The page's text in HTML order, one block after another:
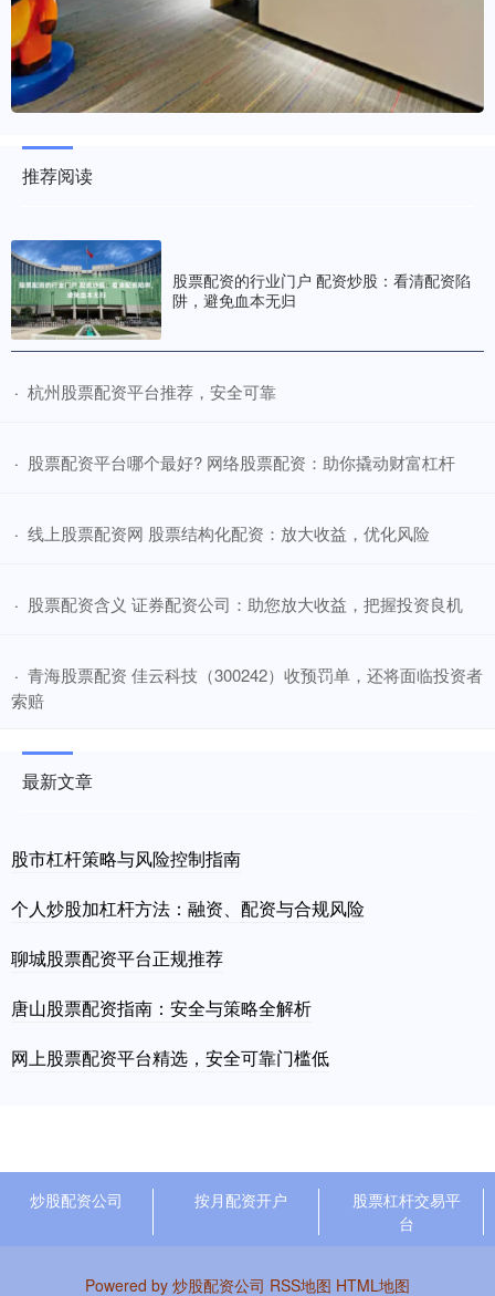
推荐阅读
股票配资的行业门户 配资炒股：看清配资陷
阱，避免血本无归
· ​杭州股票配资平台推荐，安全可靠
· ​股票配资平台哪个最好? 网络股票配资：助你撬动财富杠杆
· ​线上股票配资网 股票结构化配资：放大收益，优化风险
· ​股票配资含义 证券配资公司：助您放大收益，把握投资良机
· ​青海股票配资 佳云科技（300242）收预罚单，还将面临投资者
索赔
最新文章
股市杠杆策略与风险控制指南
个人炒股加杠杆方法：融资、配资与合规风险
聊城股票配资平台正规推荐
唐山股票配资指南：安全与策略全解析
网上股票配资平台精选，安全可靠门槛低
炒股配资公司 按月配资开户
股票杠杆交易平
台
Powered by 炒股配资公司 RSS地图 HTML地图